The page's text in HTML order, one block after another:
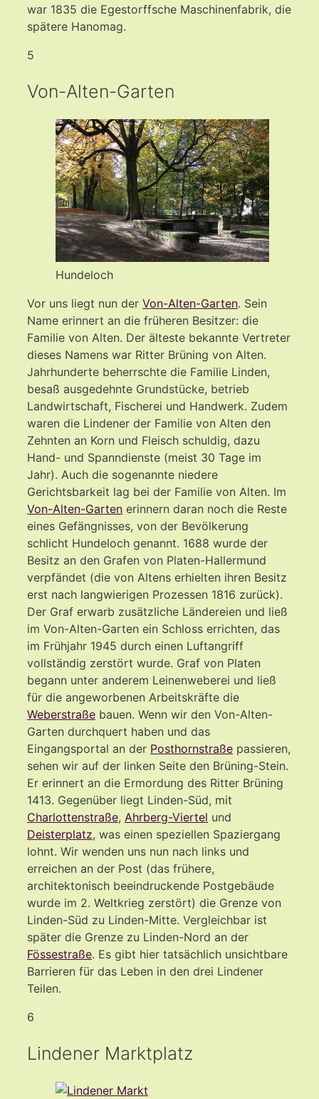
war 1835 die Egestorffsche Maschinenfabrik, die
spätere Hanomag.
5
Von-Alten-Garten
Hundeloch
Vor uns liegt nun der Von-Alten-Garten. Sein
Name erinnert an die früheren Besitzer: die
Familie von Alten. Der älteste bekannte Vertreter
dieses Namens war Ritter Brüning von Alten.
Jahrhunderte beherrschte die Familie Linden,
besaß ausgedehnte Grundstücke, betrieb
Landwirtschaft, Fischerei und Handwerk. Zudem
waren die Lindener der Familie von Alten den
Zehnten an Korn und Fleisch schuldig, dazu
Hand- und Spanndienste (meist 30 Tage im
Jahr). Auch die sogenannte niedere
Gerichtsbarkeit lag bei der Familie von Alten. Im
Von-Alten-Garten erinnern daran noch die Reste
eines Gefängnisses, von der Bevölkerung
schlicht Hundeloch genannt. 1688 wurde der
Besitz an den Grafen von Platen-Hallermund
verpfändet (die von Altens erhielten ihren Besitz
erst nach langwierigen Prozessen 1816 zurück).
Der Graf erwarb zusätzliche Ländereien und ließ
im Von-Alten-Garten ein Schloss errichten, das
im Frühjahr 1945 durch einen Luftangriff
vollständig zerstört wurde. Graf von Platen
begann unter anderem Leinenweberei und ließ
für die angeworbenen Arbeitskräfte die
Weberstraße bauen. Wenn wir den Von-Alten-
Garten durchquert haben und das
Eingangsportal an der Posthornstraße passieren,
sehen wir auf der linken Seite den Brüning-Stein.
Er erinnert an die Ermordung des Ritter Brüning
1413. Gegenüber liegt Linden-Süd, mit
Charlottenstraße, Ahrberg-Viertel und
Deisterplatz, was einen speziellen Spaziergang
lohnt. Wir wenden uns nun nach links und
erreichen an der Post (das frühere,
architektonisch beeindruckende Postgebäude
wurde im 2. Weltkrieg zerstört) die Grenze von
Linden-Süd zu Linden-Mitte. Vergleichbar ist
später die Grenze zu Linden-Nord an der
Fössestraße. Es gibt hier tatsächlich unsichtbare
Barrieren für das Leben in den drei Lindener
Teilen.
6
Lindener Marktplatz